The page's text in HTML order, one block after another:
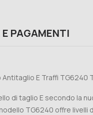
PAGAMENTI
E Traffi TG6240
di taglio E secondo la
TG6240 offre livelli